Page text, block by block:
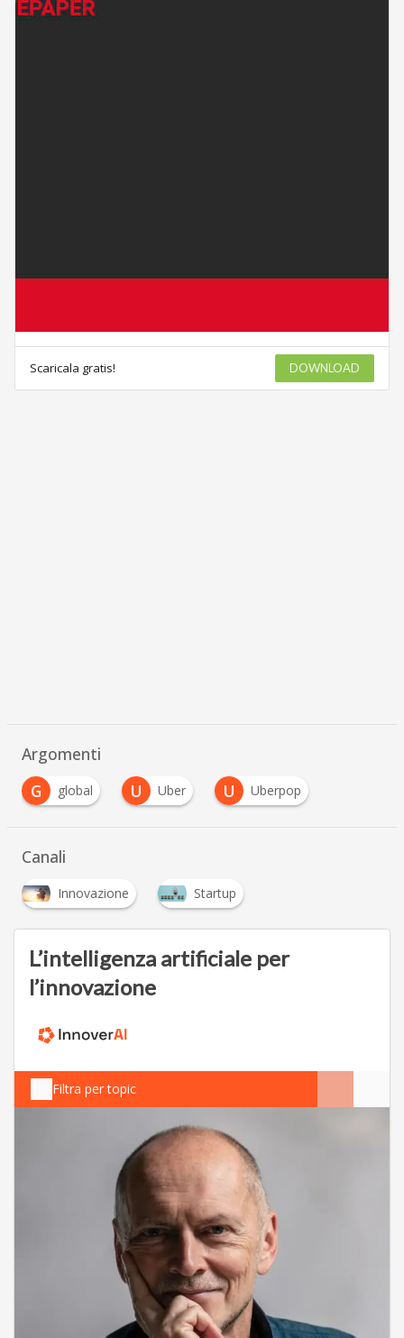
Scaricala gratis! DOWNLOAD
Argomenti
G
global U Uber U Uberpop
Canali
Innovazione Startup
L’intelligenza artificiale per
l’innovazione
Filtra per topic